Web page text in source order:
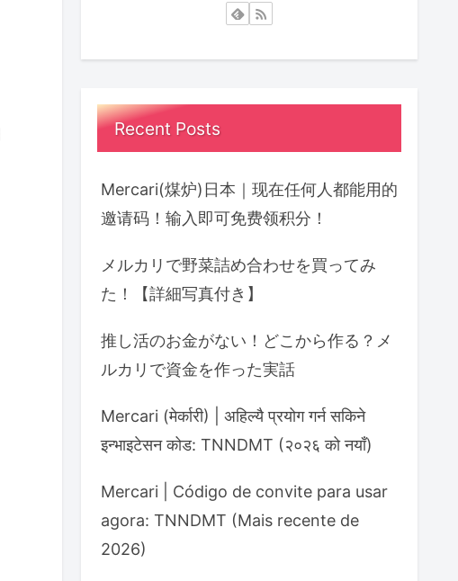
Recent Posts
Mercari(煤炉)日本｜现在任何人都能用的
邀请码！输入即可免费领积分！
メルカリで野菜詰め合わせを買ってみ
た！【詳細写真付き】
推し活のお金がない！どこから作る？メ
ルカリで資金を作った実話
Mercari (मेर्कारी) | अहिल्यै प्रयोग गर्न सकिने
इन्भाइटेसन कोड: TNNDMT (२०२६ को नयाँ)
Mercari | Código de convite para usar
agora: TNNDMT (Mais recente de
2026)